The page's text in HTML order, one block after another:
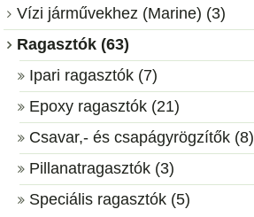
Vízi járművekhez (Marine) (3)
Ragasztók (63)
Ipari ragasztók (7)
Epoxy ragasztók (21)
Csavar,- és csapágyrögzítők (8)
Pillanatragasztók (3)
Speciális ragasztók (5)